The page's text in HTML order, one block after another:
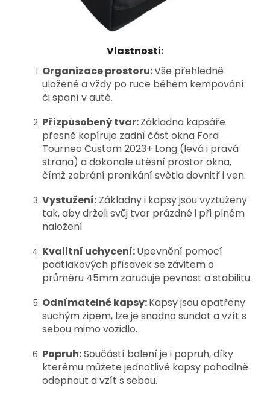
Vlastnosti:
Organizace prostoru:Vše přehledně
uložené a vždy po ruce během kempování
či spaní v autě.
Přizpůsobený tvar:Základna kapsáře
přesně kopíruje zadní část okna Ford
Tourneo Custom 2023+ Long (levá i pravá
strana) a dokonale utěsní prostor okna,
čímž zabrání pronikání světla dovnitř i ven.
Vystužení: Základny i kapsy jsou vyztuženy
tak, aby drželi svůj tvar prázdné i při plném
naložení
Kvalitní uchycení:Upevnění pomocí
podtlakových přísavek se závitem o
průměru 45mm zaručuje pevnost a stabilitu.
Odnímatelné kapsy:Kapsy jsou opatřeny
suchým zipem, lze je snadno sundat a vzít s
sebou mimo vozidlo.
Popruh:Součástí balení je i popruh, díky
kterému můžete jednotlivé kapsy pohodlně
odepnout a vzít s sebou.